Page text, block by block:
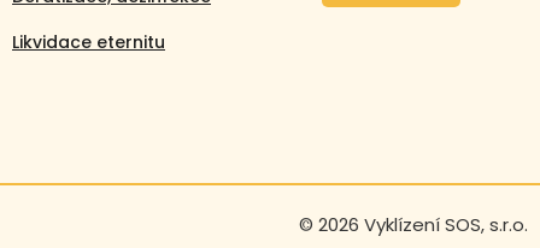
Likvidace eternitu
© 2026 Vyklízení SOS, s.r.o.